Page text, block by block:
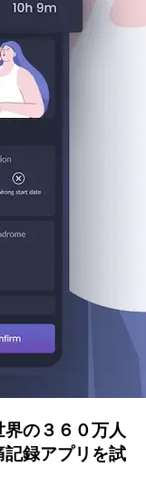
の３６０万人
記録アプリを試